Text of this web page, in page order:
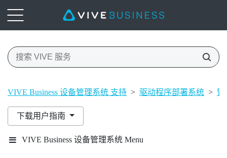
VIVE Business 设备管理系统 支持 > 驱动程序部署系统 > 管
下载用户指南
VIVE Business 设备管理系统 Menu